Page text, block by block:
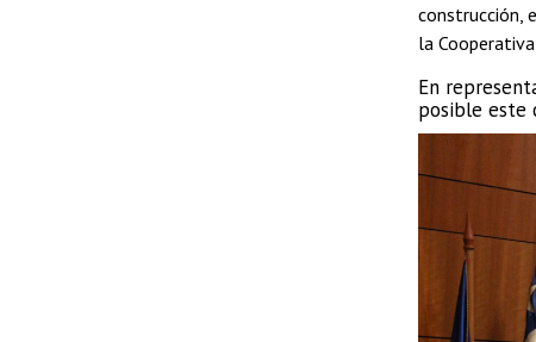
construcción,
la
En
posible este